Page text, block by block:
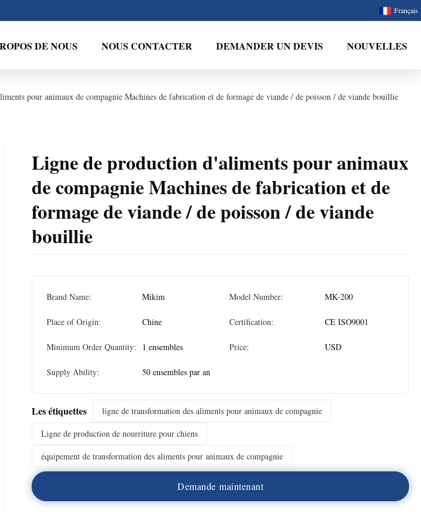
Français
DE NOUS NOUS CONTACTER DEMANDER UN DEVIS NOUVELLES
pour animaux de compagnie Machines de fabrication et de formage de viande / de poisson / de viande bouillie
Ligne de production d'aliments pour animaux
de compagnie Machines de fabrication et de
formage de viande / de poisson / de viande
bouillie
Brand Name: Mikim Model Number: MK-200
Place of Origin: Chine Certification: CE ISO9001
Minimum Order Quantity: 1 ensembles Price: USD
Supply Ability: 50 ensembles par an
Les étiquettes
ligne de transformation des aliments pour animaux de compagnie
Ligne de production de nourriture pour chiens
équipement de transformation des aliments pour animaux de compagnie
Demande maintenant